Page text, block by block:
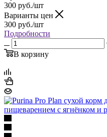
300 руб./шт
Варианты цен
300 руб./шт
Подробности
В корзину